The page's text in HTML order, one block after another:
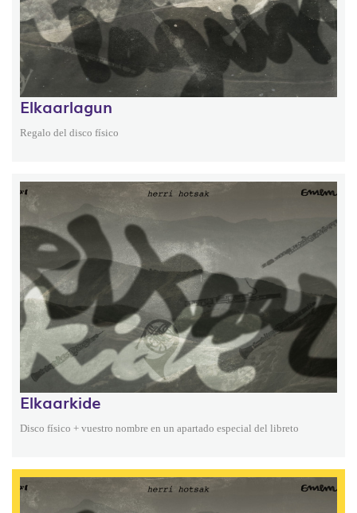
Elkaarlagun
Regalo del disco físico
Elkaarkide
Disco físico + vuestro nombre en un apartado especial del libreto